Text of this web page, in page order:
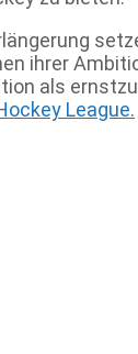
ihrer
als
League.